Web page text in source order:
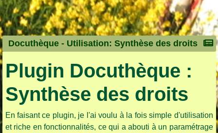
Docuthèque - Utilisation: Synthèse des droits
Plugin Docuthèque :
Synthèse des droits
En faisant ce plugin, je l'ai voulu à la fois simple d'utilisation
et riche en fonctionnalités, ce qui a abouti à un paramétrage